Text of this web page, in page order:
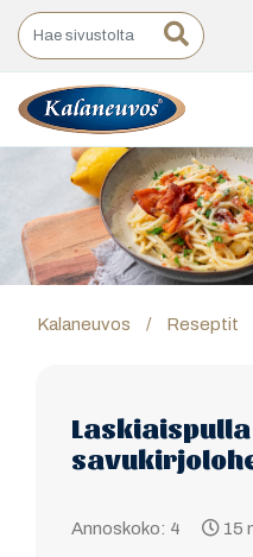
Kalaneuvos / Reseptit
Laskiaispulla
Annoskoko: 4 15